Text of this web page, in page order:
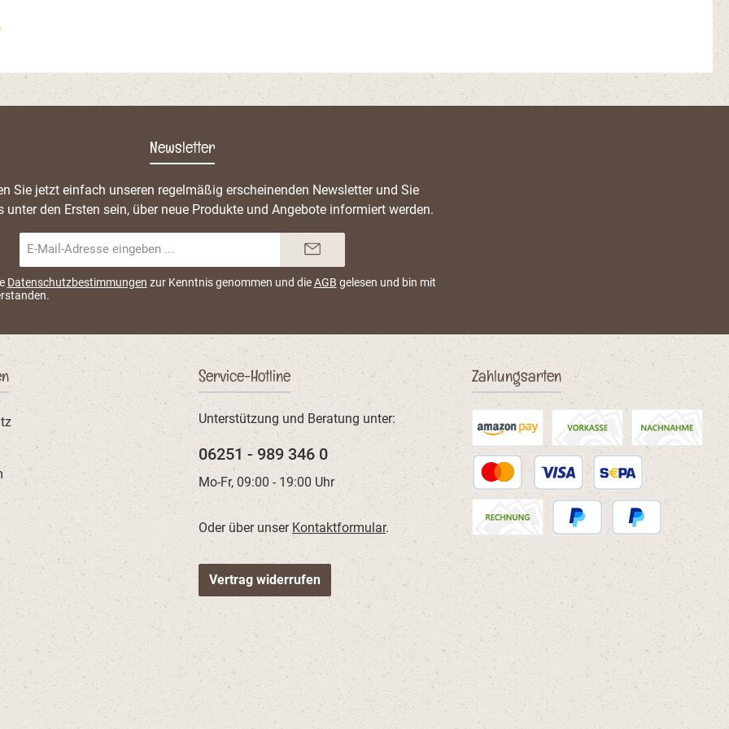
sind
ohne
haben
auf
die
Gelenke
Reis
20,0
3,5
1,25
0,6
6
1 200
Newsletter
Sie jetzt einfach unseren regelmäßig erscheinenden Newsletter und Sie
unter den Ersten sein, über neue Produkte und Angebote informiert werden.
Mail-
Adresse*
Datenschutzbestimmungen zur Kenntnis genommen und dieAGB gelesen und bin mit
Service-Hotline
Unterstützung und Beratung unter:
06251 - 989 346 0
Mo-Fr, 09:00 - 19:00 Uhr
Oder über unser Kontaktformular.
Vertrag widerrufen
Zahlungsarten